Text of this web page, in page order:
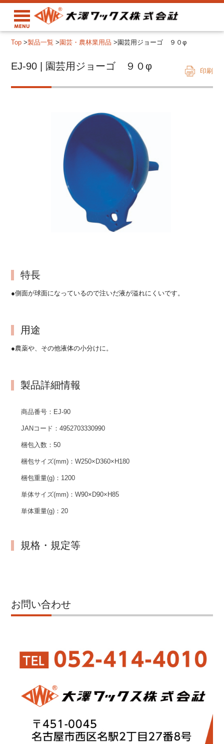
Top >製品一覧 >園芸・農林業用品 >園芸用ジョーゴ ９０φ
EJ-90 | 園芸用ジョーゴ ９０φ 印刷
特長
●側面が球面になっているので注いだ液が溢れにくいです。
用途
●農薬や、その他液体の小分けに。
製品詳細情報
商品番号： EJ-90
JANコード：4952703330990
梱包入数：50
梱包サイズ(mm)：W250×D360×H180
梱包重量(g)： 1200
単体サイズ(mm)：W90×D90×H85
単体重量(g)：20
規格・規定等
お問い合わせ